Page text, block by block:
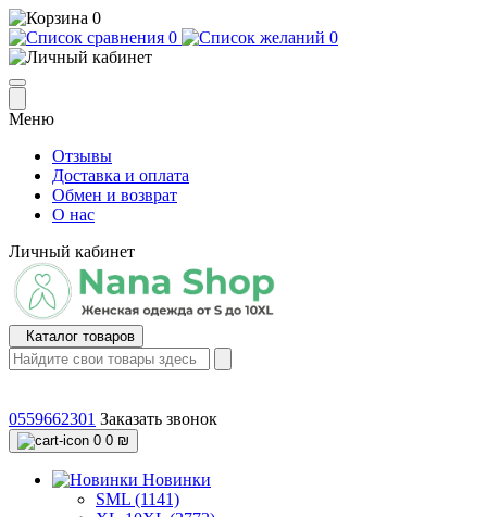
0
0
0
Меню
Отзывы
Доставка и оплата
Обмен и возврат
О нас
Личный кабинет
Каталог товаров
0559662301 Заказать звонок
0 0 ₪
Новинки
SML (1141)